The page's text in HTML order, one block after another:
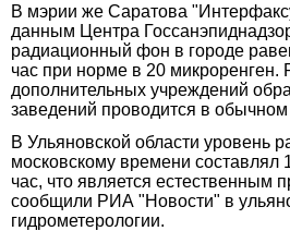
В мэрии же Саратова
данным Центра
радиационный фон в городе
час при норме в 20 микроренген.
дополнительных учреждений
заведений проводится в
В Ульяновской области уровень
московскому времени составлял
час, что является естественным
сообщили РИА "Новости" в
гидрометерологии.